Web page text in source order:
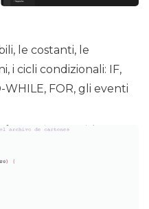
le costanti, le
i cicli condizionali: IF,
WHILE, FOR, gli eventi